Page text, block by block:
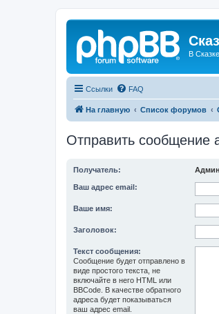
В
Ссылки FAQ
На главную Список форумов
Отправить сообщение
Получатель:
Ваш адрес email:
Ваше имя:
Заголовок:
Текст сообщения:
Сообщение будет отправлено в
виде простого текста, не
включайте в него HTML или
BBCode. В качестве обратного
адреса будет показываться
ваш адрес email.